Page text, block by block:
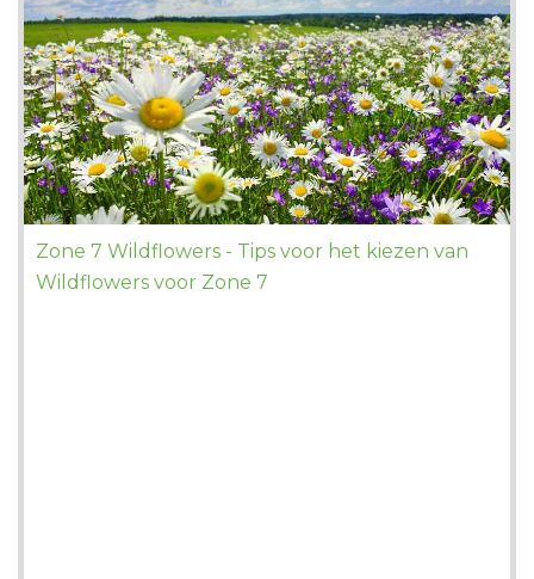
Zone 7 Wildflowers - Tips voor het kiezen van
Wildflowers voor Zone 7